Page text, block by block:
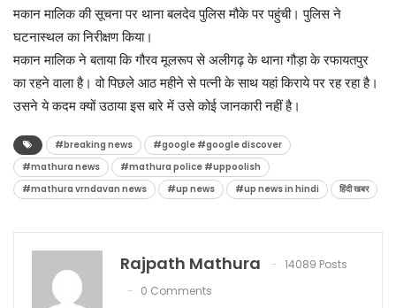
मकान मालिक की सूचना पर थाना बलदेव पुलिस मौके पर पहुंची। पुलिस ने
घटनास्थल का निरीक्षण किया।
मकान मालिक ने बताया कि गौरव मूलरूप से अलीगढ़ के थाना गौड़ा के रफायतपुर
का रहने वाला है। वो पिछले आठ महीने से पत्नी के साथ यहां किराये पर रह रहा है।
उसने ये कदम क्यों उठाया इस बारे में उसे कोई जानकारी नहीं है।
#breaking news
#google #google discover
#mathura news
#mathura police #uppoolish
#mathura vrndavan news
#up news #up news in hindi हिंदी खबर
Rajpath Mathura
14089 Posts
0 Comments